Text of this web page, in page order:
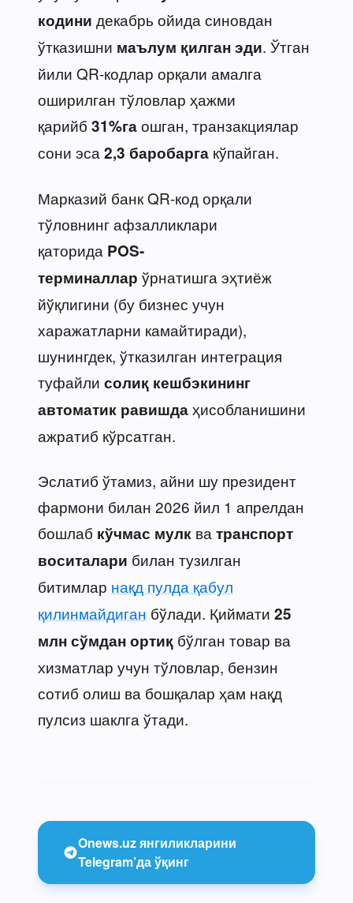
кодини декабрь ойида синовдан
ўтказишни маълум қилган эди. Ўтган
йили QR-кодлар орқали амалга
оширилган тўловлар ҳажми
қарийб 31%гаошган, транзакциялар
сони эса 2,3 баробарга кўпайган.
Марказий банк QR-код орқали
тўловнинг афзалликлари
қаторида POS-
терминаллар ўрнатишга эҳтиёж
йўқлигини (бу бизнес учун
харажатларни камайтиради),
шунингдек, ўтказилган интеграция
туфайли солиқ кешбэкининг
автоматик равишдаҳисобланишини
ажратиб кўрсатган.
Эслатиб ўтамиз, айни шу президент
фармони билан 2026 йил 1 апрелдан
бошлаб кўчмас мулк ва транспорт
воситалари билан тузилган
битимлар нақд пулда қабул
қилинмайдиган бўлади. Қиймати 25
млн сўмдан ортиқ бўлган товар ва
хизматлар учун тўловлар, бензин
сотиб олиш ва бошқалар ҳам нақд
пулсиз шаклга ўтади.
Onews.uz янгиликларини
Telegram’да ўқинг